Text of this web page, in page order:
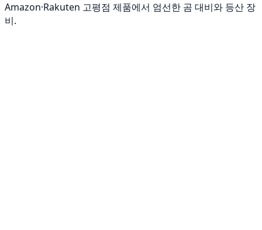
Amazon·Rakuten 고평점 제품에서 엄선한 곰 대비와 등산 장
비.